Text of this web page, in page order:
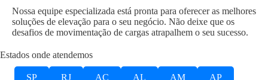
Nossa equipe especializada está pronta para oferecer as melhores
soluções de elevação para o seu negócio. Não deixe que os
desafios de movimentação de cargas atrapalhem o seu sucesso.
Estados onde atendemos
SP RJ AC AL AM AP